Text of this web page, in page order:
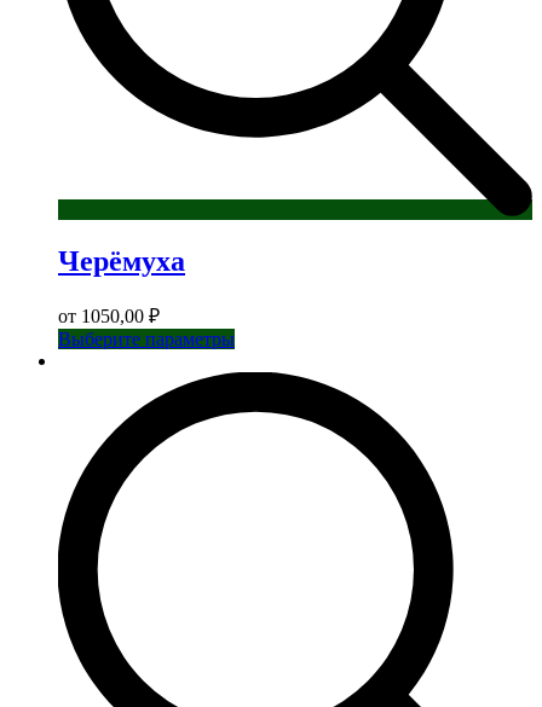
Черёмуха
от 1050,00 ₽
Выберите параметрыЭтот
вариаций.